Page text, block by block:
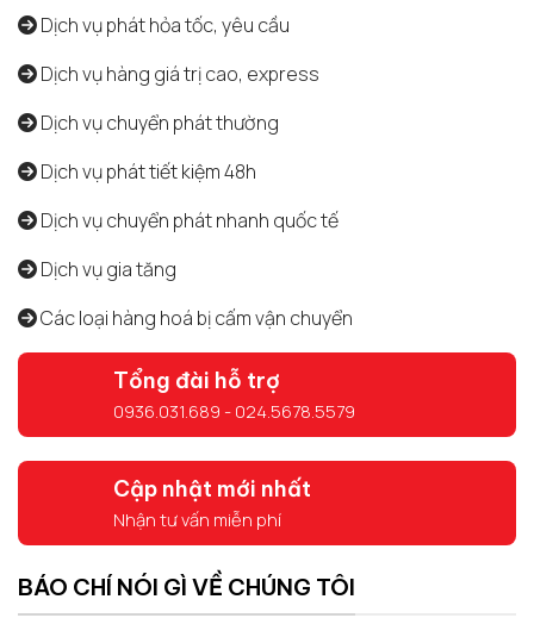
Dịch vụ phát hỏa tốc, yêu cầu
Dịch vụ hàng giá trị cao, express
Dịch vụ chuyển phát thường
Dịch vụ phát tiết kiệm 48h
Dịch vụ chuyển phát nhanh quốc tế
Dịch vụ gia tăng
Các loại hàng hoá bị cấm vận chuyển
Tổng đài hỗ trợ
0936.031.689 - 024.5678.5579
Cập nhật mới nhất
Nhận tư vấn miễn phí
BÁO CHÍ NÓI GÌ VỀ CHÚNG TÔI